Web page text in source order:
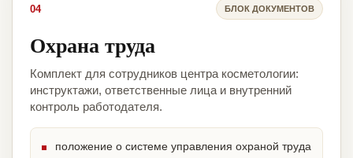
04 БЛОК ДОКУМЕНТОВ
Охрана труда
Комплект для сотрудников центра косметологии:
инструктажи, ответственные лица и внутренний
контроль работодателя.
положение о системе управления охраной труда